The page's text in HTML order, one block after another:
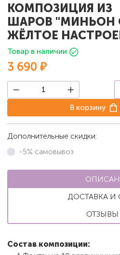
КОМПОЗИЦИЯ ИЗ
ШАРОВ "МИНЬОН
ЖЁЛТОЕ
Товар в наличии
3 690 ₽
В корзину
Дополнительные скидки:
-5% самовывоз
ДОСТАВКА И
ОТЗЫВЫ
Состав композиции: